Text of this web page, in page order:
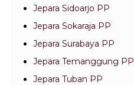
Jepara Sidoarjo PP
Jepara Sokaraja PP
Jepara Surabaya PP
Jepara Temanggung PP
Jepara Tuban PP